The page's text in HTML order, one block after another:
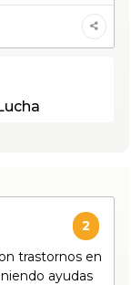
2
trastornos en
ayudas